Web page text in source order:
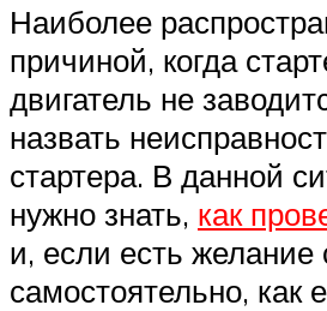
Наиболее
причиной, когда
двигатель не
назвать
стартера. В данной
нужно знать, как
и, если есть желание
самостоятельно, как